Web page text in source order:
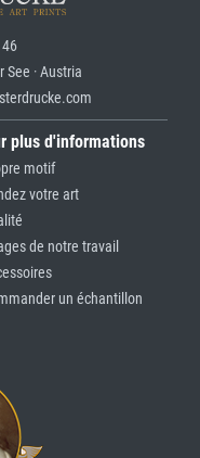
· Austria
plus d'informations
motif
votre art
de notre travail
un échantillon